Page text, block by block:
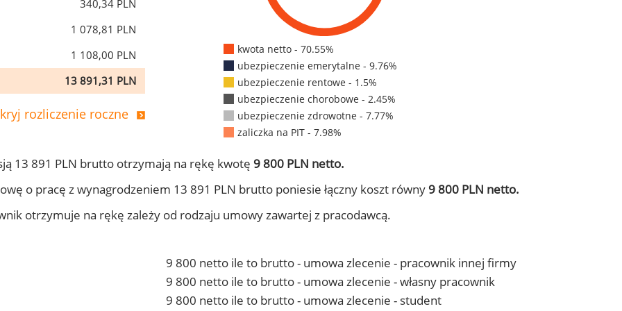
340,34 PLN
1 078,81 PLN
1 108,00 PLN
13 891,31 PLN
rozliczenie roczne
kwota netto - 70.55%
ubezpieczenie emerytalne - 9.76%
ubezpieczenie rentowe - 1.5%
ubezpieczenie chorobowe - 2.45%
ubezpieczenie zdrowotne - 7.77%
zaliczka na PIT - 7.98%
13 891 PLN brutto otrzymają na rękę kwotę 9 800 PLN netto.
o pracę z wynagrodzeniem 13 891 PLN brutto poniesie łączny koszt równy 9 800 PLN netto.
otrzymuje na rękę zależy od rodzaju umowy zawartej z pracodawcą.
9 800 netto ile to brutto - umowa zlecenie - pracownik innej firmy
9 800 netto ile to brutto - umowa zlecenie - własny pracownik
9 800 netto ile to brutto - umowa zlecenie - student